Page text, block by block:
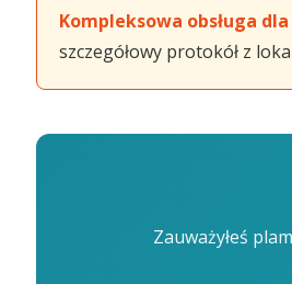
Kompleksowa obsługa
szczegółowy protokół z
Zauważyłeś